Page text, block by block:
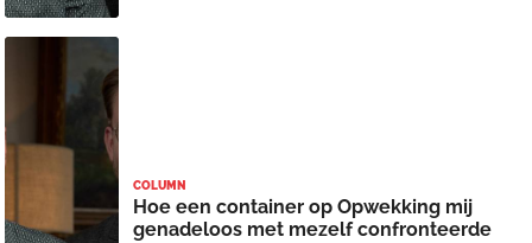
COLUMN
Hoe een container op Opwekking mij
genadeloos met mezelf confronteerde